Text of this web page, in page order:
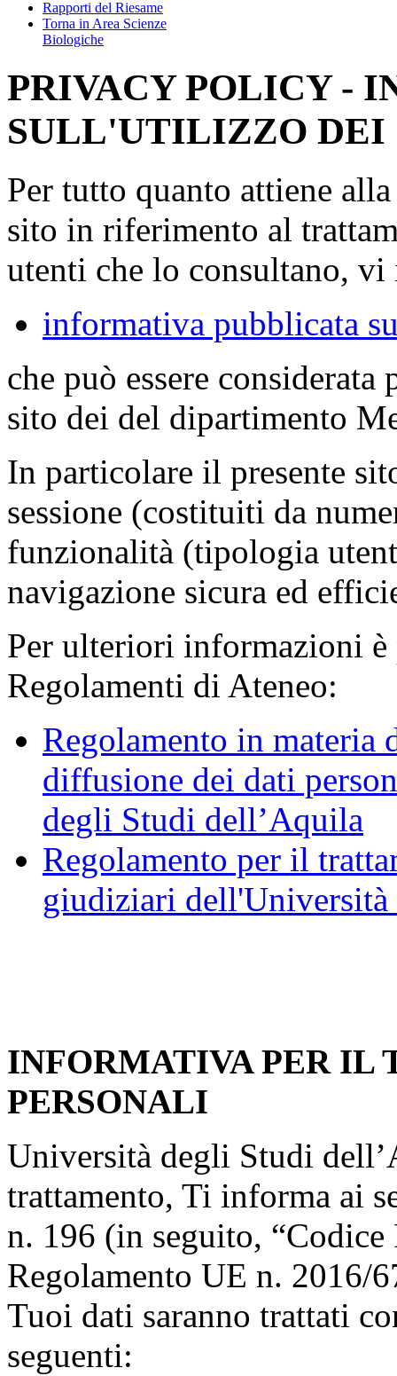
Rapporti del Riesame
Torna in Area Scienze
Biologiche
PRIVACY POLICY -
SULL'UTILIZZO DEI
Per tutto quanto attiene
sito in riferimento al
utenti che lo consultano,
informativa pubblicata
che può essere
sito dei del dipartimento
In particolare il presente
sessione (costituiti da
funzionalità (tipologia
navigazione sicura ed
Per ulteriori informazioni è
Regolamenti di Ateneo:
Regolamento in materia
diffusione dei dati
degli Studi dell’Aquila
Regolamento per il
giudiziari
INFORMATIVA PER IL
PERSONALI
Università degli Studi
trattamento, Ti informa ai
n. 196 (in seguito, “Codice
Regolamento UE n. 2016/
Tuoi dati saranno trattati
seguenti: